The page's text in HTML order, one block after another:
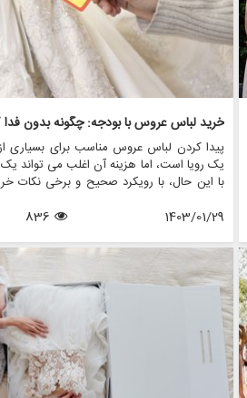
پیدا کردن لباس عروس مناسب برای بسیاری
یک رویا است، اما هزینه آن اغلب می تواند
با این حال، با رویکرد صحیح و برخی نکات
توانید در هزینه های خود صرفه جویی کنید،
خود آسیبی وارد کنید.
1403/01/29
836